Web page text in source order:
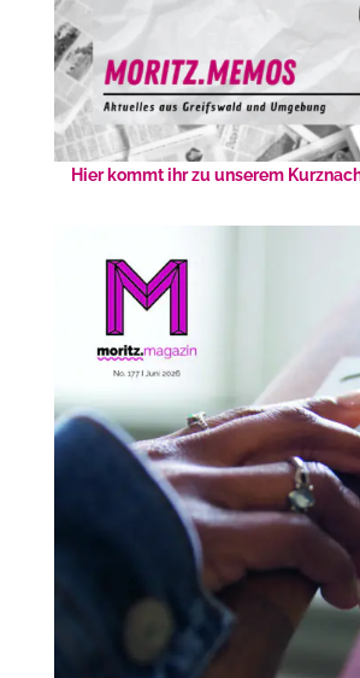
Hier kommt ihr zu unserem